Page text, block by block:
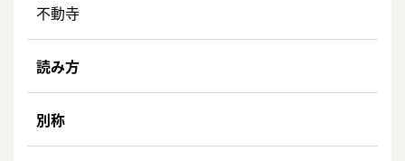
不動寺
読み方
別称